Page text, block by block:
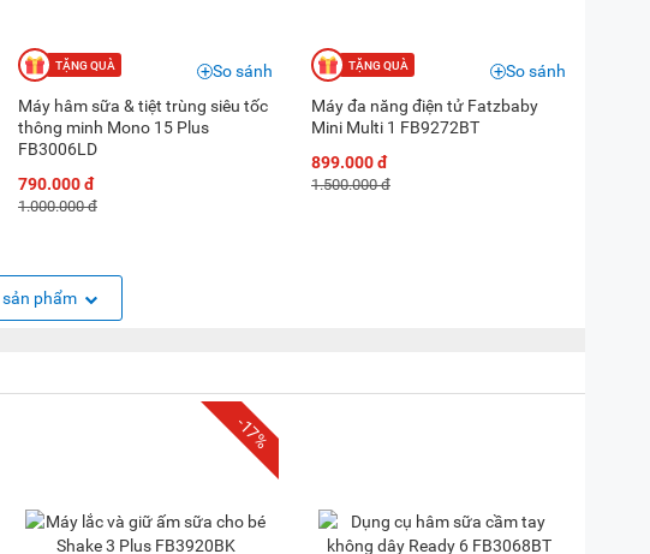
Máy hâm sữa & tiệt trùng siêu tốc
thông minh Mono 15 Plus
FB3006LD
790.000 đ
1.000.000 đ
So sánh
Máy đa năng điện tử Fatzbaby
Mini Multi 1 FB9272BT
899.000 đ
1.500.000 đ
So sánh
sản phẩm
-17%